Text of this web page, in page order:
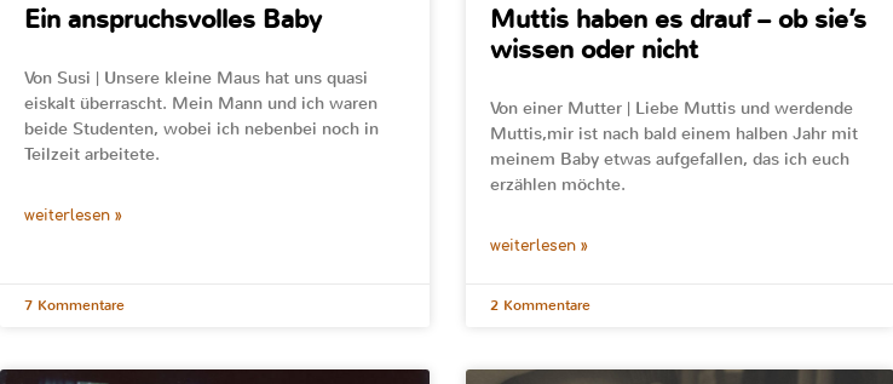
Ein anspruchsvolles Baby
Von Susi | Unsere kleine Maus hat uns quasi
eiskalt überrascht. Mein Mann und ich waren
beide Studenten, wobei ich nebenbei noch in
Teilzeit arbeitete.
weiterlesen »
7 Kommentare
Muttis haben es drauf – ob sie’s
wissen oder nicht
Von einer Mutter | Liebe Muttis und werdende
Muttis,mir ist nach bald einem halben Jahr mit
meinem Baby etwas aufgefallen, das ich euch
erzählen möchte.
weiterlesen »
2 Kommentare